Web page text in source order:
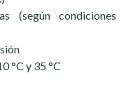
(según condiciones
°C y 35 °C